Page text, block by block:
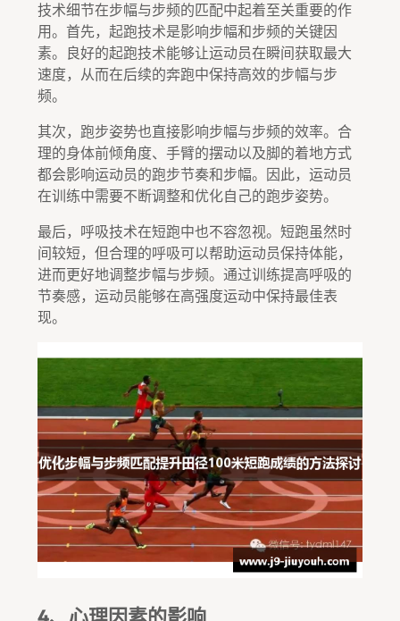
技术细节在步幅与步频的匹配中起着至关重要的作
用。首先，起跑技术是影响步幅和步频的关键因
素。良好的起跑技术能够让运动员在瞬间获取最大
速度，从而在后续的奔跑中保持高效的步幅与步
频。
其次，跑步姿势也直接影响步幅与步频的效率。合
理的身体前倾角度、手臂的摆动以及脚的着地方式
都会影响运动员的跑步节奏和步幅。因此，运动员
在训练中需要不断调整和优化自己的跑步姿势。
最后，呼吸技术在短跑中也不容忽视。短跑虽然时
间较短，但合理的呼吸可以帮助运动员保持体能，
进而更好地调整步幅与步频。通过训练提高呼吸的
节奏感，运动员能够在高强度运动中保持最佳表
现。